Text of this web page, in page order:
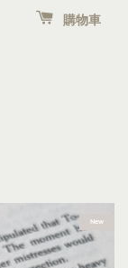
購物車
New